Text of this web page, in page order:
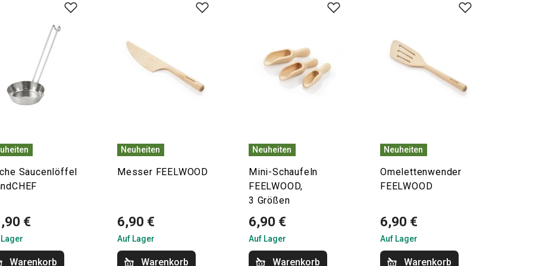
Saucenlöffel
€
Warenkorb
Neuheiten
Messer FEELWOOD
6,90 €
Auf Lager
Warenkorb
Neuheiten
Mini-Schaufeln
FEELWOOD,
3 Größen
6,90 €
Auf Lager
Warenkorb
Neuheiten
Omelettenwender
FEELWOOD
6,90 €
Auf Lager
Warenkorb